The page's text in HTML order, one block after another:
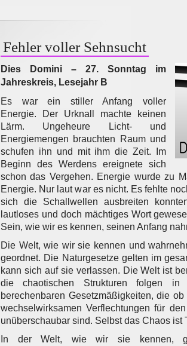
Fehler voller Sehnsucht
Dies Domini – 27. Sonntag im
Jahreskreis, Lesejahr B
Es war ein stiller Anfang voller
Energie. Der Urknall machte keinen
Lärm. Ungeheure Licht- und
Energiemengen brauchten Raum und
schufen ihn und mit ihm die Zeit. Im
Beginn des Werdens ereignete sich
schon das Vergehen. Energie wurde zu
Energie. Nur laut war es nicht. Es fehlte
sich die Schallwellen ausbreiten
lautloses und doch mächtiges Wort
Sein, wie wir es kennen, seinen Anfang
Die Welt, wie wir sie kennen und
geordnet. Die Naturgesetze gelten im
kann sich auf sie verlassen. Die Welt ist
die chaotischen Strukturen folgen
berechenbaren Gesetzmäßigkeiten, die
wechselwirksamen Verflechtungen für
unüberschaubar sind. Selbst das Chaos ist
In der Welt, wie wir sie kennen,